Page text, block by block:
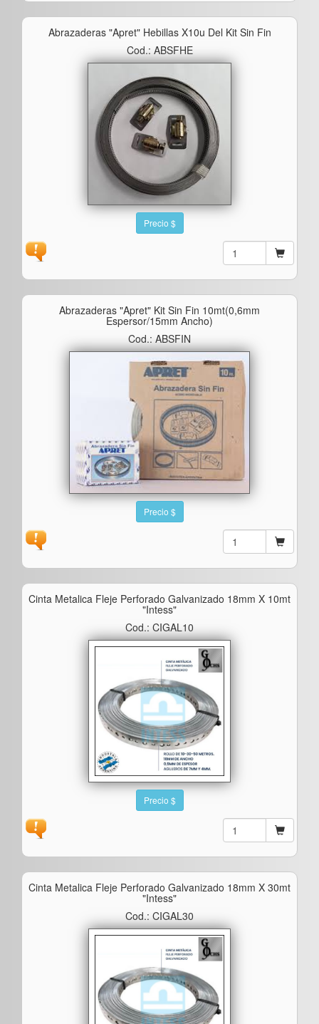
Abrazaderas "apret" Hebillas X10u Del Kit Sin Fin
Cod.: ABSFHE
Precio $
Abrazaderas "apret" Kit Sin Fin 10mt(0,6mm
Espersor/15mm Ancho)
Cod.: ABSFIN
Precio $
Cinta Metalica Fleje Perforado Galvanizado 18mm X 10mt
"intess"
Cod.: CIGAL10
Precio $
Cinta Metalica Fleje Perforado Galvanizado 18mm X 30mt
"intess"
Cod.: CIGAL30